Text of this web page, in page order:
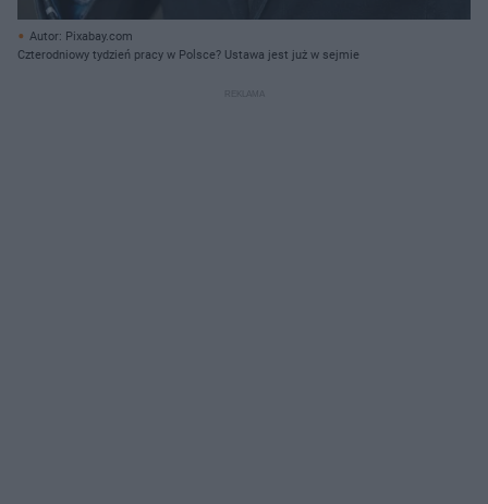
Autor: Pixabay.com
Czterodniowy tydzień pracy w Polsce? Ustawa jest już w sejmie